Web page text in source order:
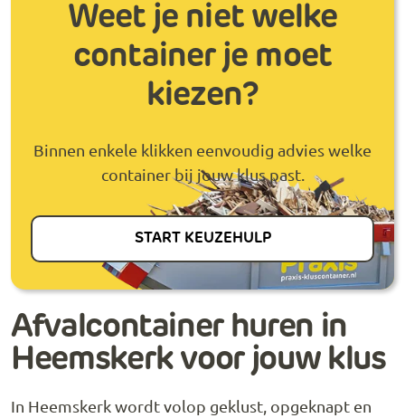
Weet je niet welke
container je moet
kiezen?
Binnen enkele klikken eenvoudig advies welke
container bij jouw klus past.
START KEUZEHULP
Afvalcontainer huren in
Heemskerk voor jouw klus
In Heemskerk wordt volop geklust, opgeknapt en